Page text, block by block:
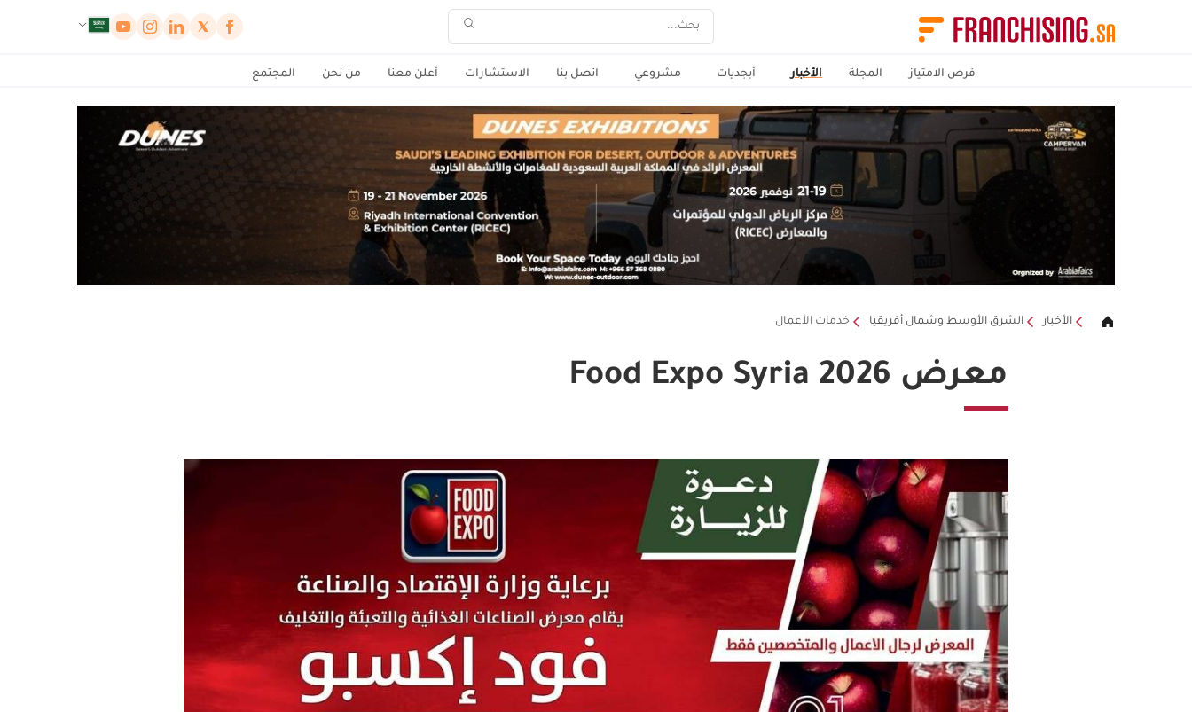
فرص الامتياز المجلة الأخبار أبجديات مشروعي اتصل بنا الاستشارات أعلن معنا من نحن المجتمع
الأخبار الشرق الأوسط وشمال أفريقيا خدمات الأعمال
معرض Food Expo Syria 2026
لوحة إدارة ملفات تعريف الارتباط